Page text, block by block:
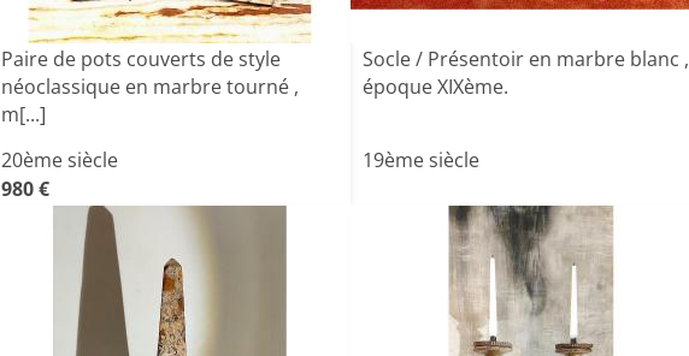
Paire de pots couverts de style
néoclassique en marbre tourné ,
m[...]
20ème siècle
980 €
Socle / Présentoir en marbre blanc ,
époque XIXème.
19ème siècle